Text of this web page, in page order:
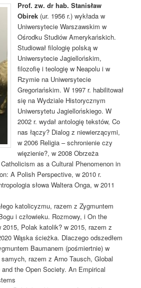
Prof. zw. dr hab. Stanisław
Obirek (ur. 1956 r.) wykłada w
Uniwersytecie Warszawskim w
Ośrodku Studiów Amerykańskich.
Studiował filologię polską w
Uniwersytecie Jagiellońskim,
filozofię i teologię w Neapolu i w
Rzymie na Uniwersytecie
Gregoriańskim. W 1997 r. habilitował
się na Wydziale Historycznym
Uniwersytetu Jagiellońskiego. W
2002 r. wydał antologię tekstów, Co
nas łączy? Dialog z niewierzącymi,
w 2006 Religia – schronienie czy
więzienie?, w 2008 Obrzeża
as a Cultural Phenomenon in
A Polish Perspective, w 2010 r.
słowa Waltera Onga, w 2011
katolicyzmu, razem z Zygmuntem
i człowieku. Rozmowy, i On the
2015, Polak katolik? w 2015, razem z
Wąska ścieżka. Dlaczego odszedłem
Baumanem (pośmiertnie) w
razem z Arno Tausch, Global
the Open Society. An Empirical